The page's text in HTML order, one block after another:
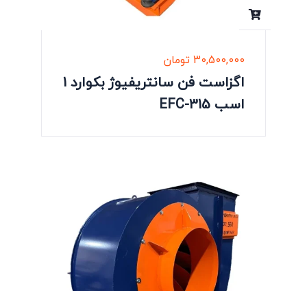
30,500,000تومان
اگزاست فن سانتریفیوژ بکوارد 1
اسب EFC-315